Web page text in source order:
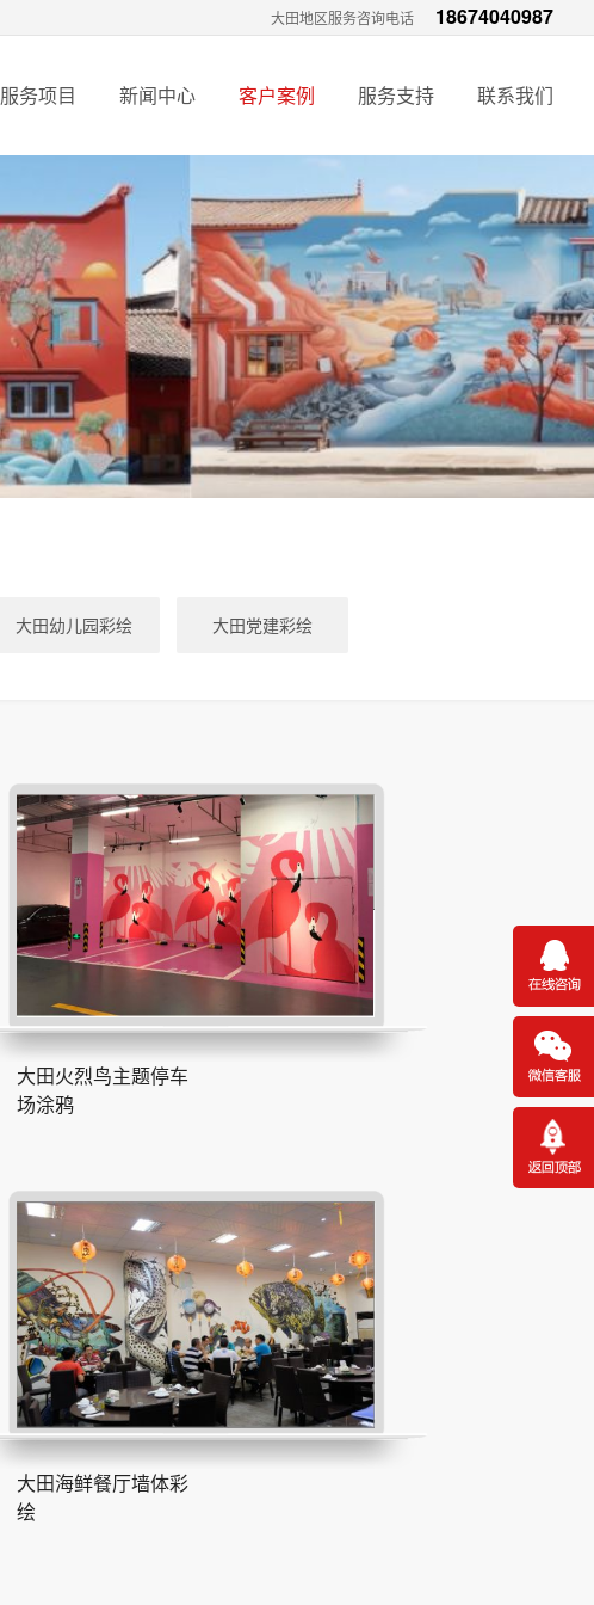
大田地区服务咨询电话 18674040987
服务项目 新闻中心 客户案例 服务支持 联系我们
大田幼儿园彩绘 大田党建彩绘
大田火烈鸟主题停车
场涂鸦
大田海鲜餐厅墙体彩
绘